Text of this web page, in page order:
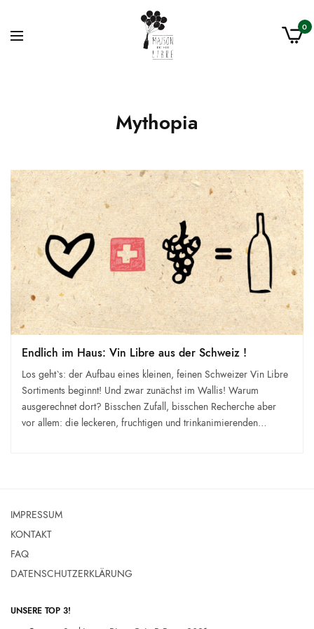
0
Mythopia
Endlich im Haus: Vin Libre aus der Schweiz !
Los geht`s: der Aufbau eines kleinen, feinen Schweizer Vin Libre
Sortiments beginnt! Und zwar zunächst im Wallis! Warum
ausgerechnet dort? Bisschen Zufall, bisschen Recherche aber
vor allem: die leckeren, fruchtigen und trinkanimierenden…
IMPRESSUM
KONTAKT
FAQ
DATENSCHUTZERKLÄRUNG
UNSERE TOP 3!